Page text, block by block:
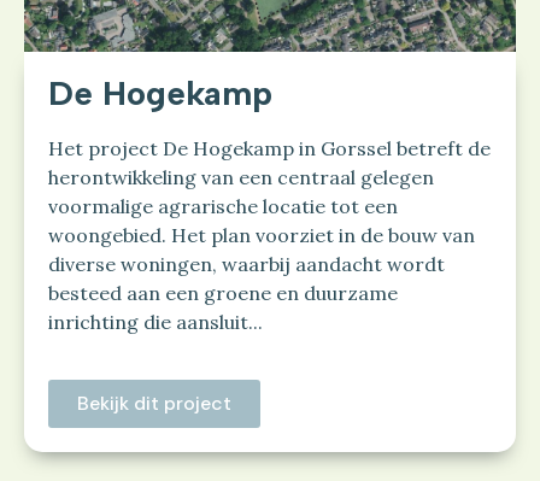
De Hogekamp
Het project De Hogekamp in Gorssel betreft de
herontwikkeling van een centraal gelegen
voormalige agrarische locatie tot een
woongebied. Het plan voorziet in de bouw van
diverse woningen, waarbij aandacht wordt
besteed aan een groene en duurzame
inrichting die aansluit...
Bekijk dit project